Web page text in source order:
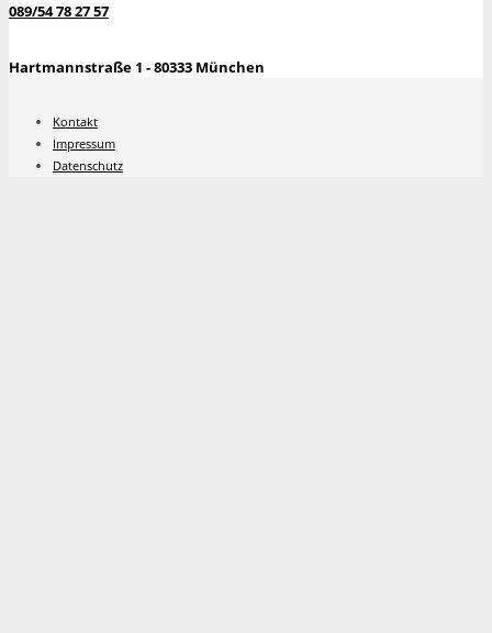
089/54 78 27 57
Hartmannstraße 1 - 80333 München
Kontakt
Impressum
Datenschutz